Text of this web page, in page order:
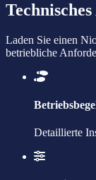
Laden Sie einen
betriebliche
Detaillierte